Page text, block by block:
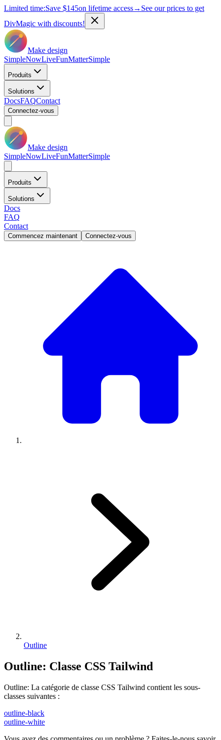
Limited time:Save $145on lifetime access→ See our prices to get
DivMagic with discounts!
Make design
SimpleNowLiveFunMatterSimple
Produits
Solutions
DocsFAQContact
Connectez-vous
Make design
SimpleNowLiveFunMatterSimple
Produits
Solutions
Docs
FAQ
Contact
Commencez maintenant Connectez-vous
Outline
Outline: Classe CSS Tailwind
Outline: La catégorie de classe CSS Tailwind contient les sous-
classes suivantes :
outline-black
outline-white